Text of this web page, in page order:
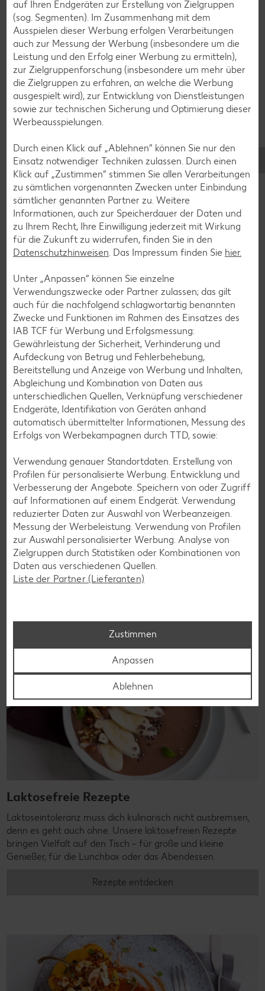
Torten-Rezepte
Eis-Rezepte
Pfannkuchen-Rezepte
Plätzchen-Rezepte
Smoothie-Rezepte
Bowle-Rezepte
Cocktail-Rezepte
Avocado-Rezepte
Erdbeer-Rezepte
Blaubeer-Rezepte
Bananen-Rezepte
Zurück zu allen Rezepten
Glutenfreie Rezepte
Wer auf Gluten verzichtet, muss nicht automatisch auf
Vielfalt und Geschmack verzichten. Ob süß oder herzhaft –
mit unseren glutenfreien Rezepten zauberst du dir Gerichte,
die nicht nur verträglich, sondern auch richtig lecker sind.
Rezepte entdecken
Laktosefreie Rezepte
Laktoseintoleranz muss dich kulinarisch nicht ausbremsen,
denn es geht auch ohne. Unsere laktosefreien Rezepte
bringen Vielfalt auf den Tisch – für große und kleine
Genießer, für die Lunchbox oder das Abendessen.
Rezepte entdecken
auf Ihren Endgeräten zur Erstellung von Zielgruppen
(sog. Segmenten). Im Zusammenhang mit dem
Ausspielen dieser Werbung erfolgen Verarbeitungen
auch zur Messung der Werbung (insbesondere um die
Leistung und den Erfolg einer Werbung zu ermitteln),
zur Zielgruppenforschung (insbesondere um mehr über
die Zielgruppen zu erfahren, an welche die Werbung
ausgespielt wird), zur Entwicklung von Dienstleistungen
sowie zur technischen Sicherung und Optimierung dieser
Werbeausspielungen.
Durch einen Klick auf „Ablehnen“ können Sie nur den
Einsatz notwendiger Techniken zulassen. Durch einen
Klick auf „Zustimmen“ stimmen Sie allen Verarbeitungen
zu sämtlichen vorgenannten Zwecken unter Einbindung
sämtlicher genannten Partner zu. Weitere
Informationen, auch zur Speicherdauer der Daten und
zu Ihrem Recht, Ihre Einwilligung jederzeit mit Wirkung
für die Zukunft zu widerrufen, finden Sie in den
Datenschutzhinweisen. Das Impressum finden Sie hier.
Unter „Anpassen“ können Sie einzelne
Verwendungszwecke oder Partner zulassen; das gilt
auch für die nachfolgend schlagwortartig benannten
Zwecke und Funktionen im Rahmen des Einsatzes des
IAB TCF für Werbung und Erfolgsmessung:
Gewährleistung der Sicherheit, Verhinderung und
Aufdeckung von Betrug und Fehlerbehebung,
Bereitstellung und Anzeige von Werbung und Inhalten,
Abgleichung und Kombination von Daten aus
unterschiedlichen Quellen, Verknüpfung verschiedener
Endgeräte, Identifikation von Geräten anhand
automatisch übermittelter Informationen, Messung des
Erfolgs von Werbekampagnen durch TTD, sowie:
Verwendung genauer Standortdaten. Erstellung von
Profilen für personalisierte Werbung. Entwicklung und
Verbesserung der Angebote. Speichern von oder Zugriff
auf Informationen auf einem Endgerät. Verwendung
reduzierter Daten zur Auswahl von Werbeanzeigen.
Messung der Werbeleistung. Verwendung von Profilen
zur Auswahl personalisierter Werbung. Analyse von
Zielgruppen durch Statistiken oder Kombinationen von
Daten aus verschiedenen Quellen.
Liste der Partner (Lieferanten)
Zustimmen
Anpassen
Ablehnen